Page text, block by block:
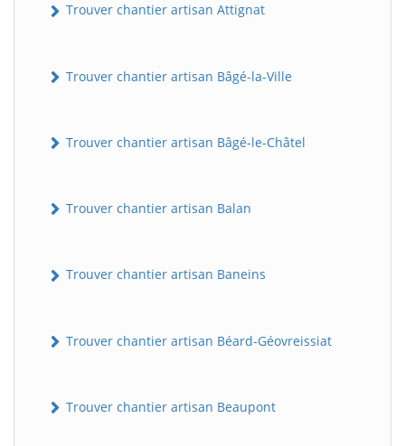
Trouver chantier artisan Attignat
Trouver chantier artisan Bâgé-la-Ville
Trouver chantier artisan Bâgé-le-Châtel
Trouver chantier artisan Balan
Trouver chantier artisan Baneins
Trouver chantier artisan Béard-Géovreissiat
Trouver chantier artisan Beaupont